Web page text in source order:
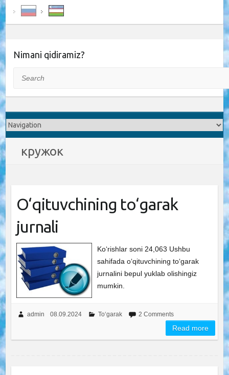
Nimani qidiramiz?
кружок
O‘qituvchining to‘garak
jurnali
Ko‘rishlar soni 24,063 Ushbu
sahifada o‘qituvchining to‘garak
jurnalini bepul yuklab olishingiz
mumkin.
admin 08.09.2024 To‘garak 2 Comments
Read more